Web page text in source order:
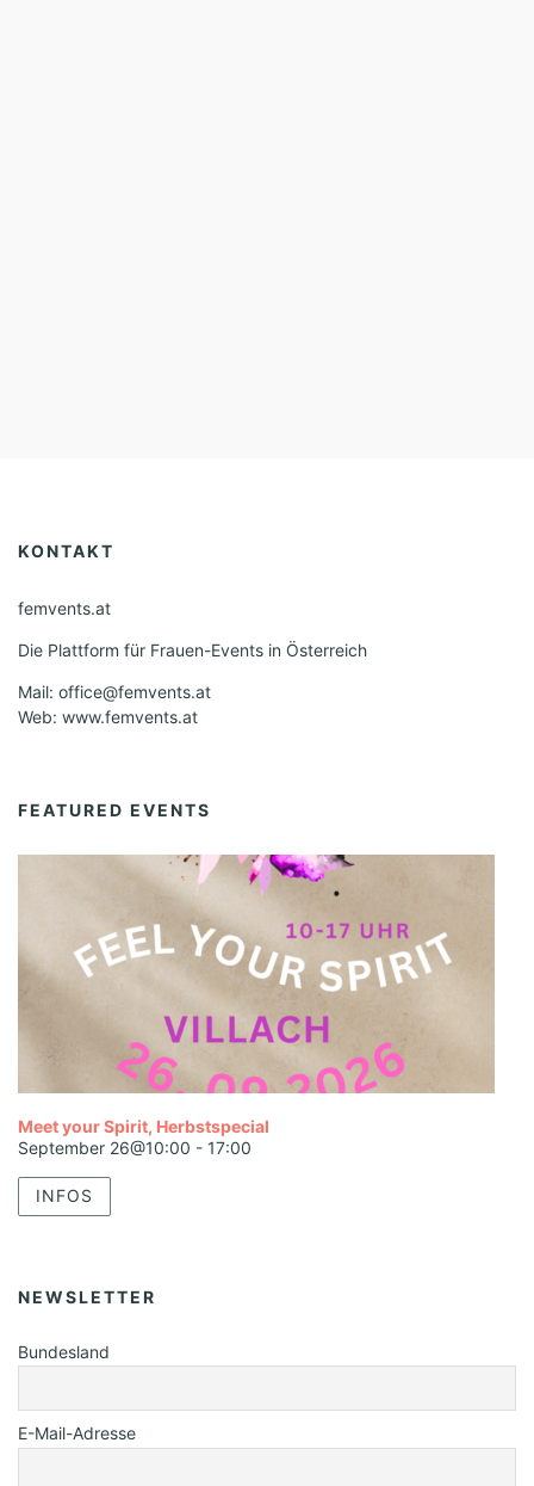
KONTAKT
femvents.at
Die Plattform für Frauen-Events in Österreich
Mail: office@femvents.at
Web: www.femvents.at
FEATURED EVENTS
Meet your Spirit, Herbstspecial
September 26@10:00 - 17:00
INFOS
NEWSLETTER
Bundesland
E-Mail-Adresse